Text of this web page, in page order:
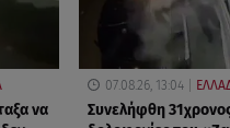
να
07.08.26, 13:04
Συνελήφθη 31χρονος